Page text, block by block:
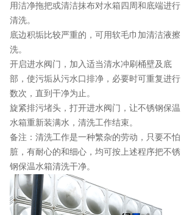
用洁净拖把或清洁抹布对水箱四周和底端进行
清洗。
底边积垢比较严重的，可用软毛巾加清洁液擦
洗。
开启进水阀门，加入适当清水冲刷桶壁及底
部，使污垢从污水口排净，必要时可重复进行
数次，直到干净为止。
旋紧排污堵头，打开进水阀门，让不锈钢保温
水箱重新装满水，清洗工作结束。
备注：清洗工作是一种繁杂的劳动，只要不怕
脏，有耐心的和细心，均可按上述程序把不锈
钢保温水箱清洗干净。